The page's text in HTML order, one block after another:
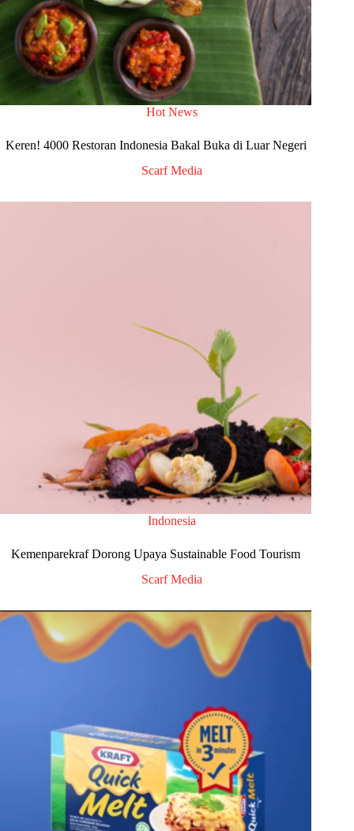
Hot News
Keren! 4000 Restoran Indonesia Bakal Buka di Luar Negeri
Scarf Media
Indonesia
Kemenparekraf Dorong Upaya Sustainable Food Tourism
Scarf Media